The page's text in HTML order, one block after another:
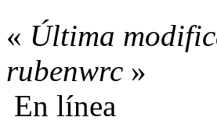
« Última
rubenwrc »
En línea